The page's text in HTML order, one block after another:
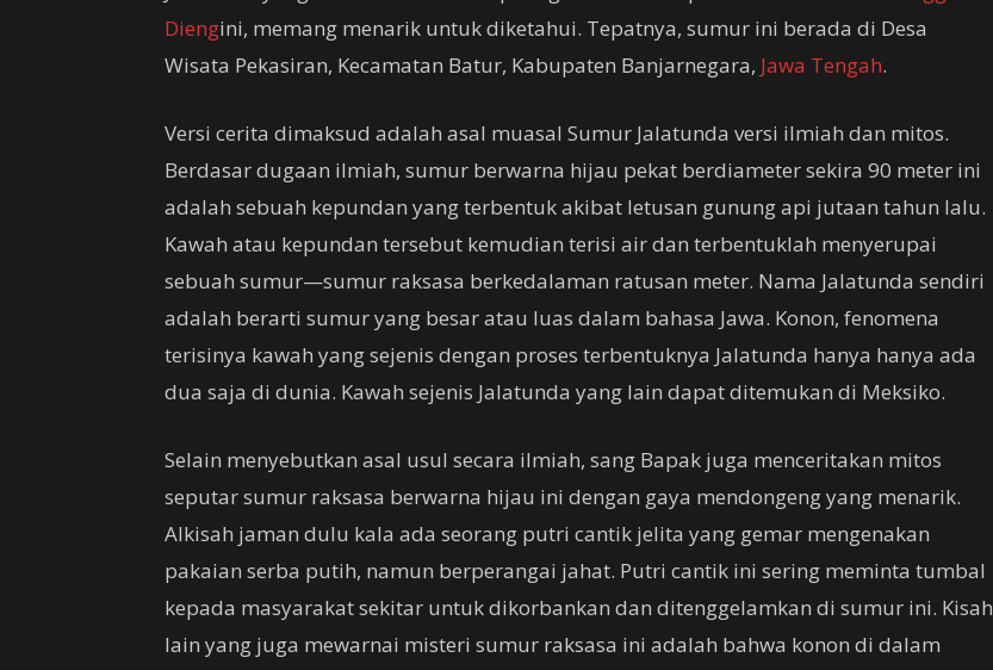
Diengini, memang menarik untuk diketahui. Tepatnya, sumur ini berada di Desa
Wisata Pekasiran, Kecamatan Batur, Kabupaten Banjarnegara, Jawa Tengah.
Versi cerita dimaksud adalah asal muasal Sumur Jalatunda versi ilmiah dan mitos.
Berdasar dugaan ilmiah, sumur berwarna hijau pekat berdiameter sekira 90 meter ini
adalah sebuah kepundan yang terbentuk akibat letusan gunung api jutaan tahun lalu.
Kawah atau kepundan tersebut kemudian terisi air dan terbentuklah menyerupai
sebuah sumur—sumur raksasa berkedalaman ratusan meter. Nama Jalatunda sendiri
adalah berarti sumur yang besar atau luas dalam bahasa Jawa. Konon, fenomena
terisinya kawah yang sejenis dengan proses terbentuknya Jalatunda hanya hanya ada
dua saja di dunia. Kawah sejenis Jalatunda yang lain dapat ditemukan di Meksiko.
Selain menyebutkan asal usul secara ilmiah, sang Bapak juga menceritakan mitos
seputar sumur raksasa berwarna hijau ini dengan gaya mendongeng yang menarik.
Alkisah jaman dulu kala ada seorang putri cantik jelita yang gemar mengenakan
pakaian serba putih, namun berperangai jahat. Putri cantik ini sering meminta tumbal
kepada masyarakat sekitar untuk dikorbankan dan ditenggelamkan di sumur ini. Kisah
lain yang juga mewarnai misteri sumur raksasa ini adalah bahwa konon di dalam